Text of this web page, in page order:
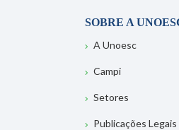
SOBRE A
A Unoesc
Campi
Setores
Publicações Legais